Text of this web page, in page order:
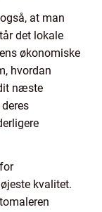
at man
det lokale
økonomiske
hvordan
næste
kvalitet.